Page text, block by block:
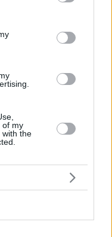
third-party tags to
in below Google
of my
with the
να γυρίσει